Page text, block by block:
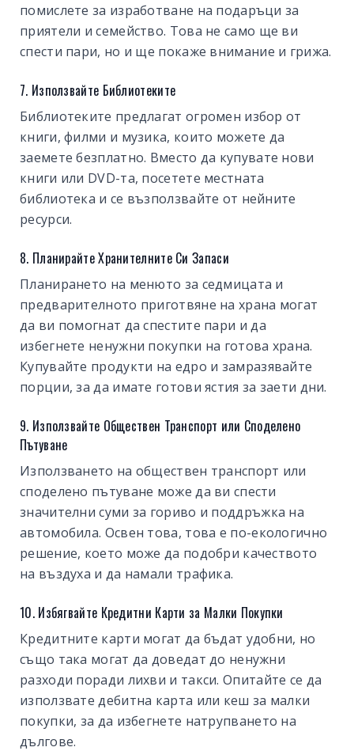
помислете за изработване на подаръци за
приятели и семейство. Това не само ще ви
спести пари, но и ще покаже внимание и грижа.
7. Използвайте Библиотеките
Библиотеките предлагат огромен избор от
книги, филми и музика, които можете да
заемете безплатно. Вместо да купувате нови
книги или DVD-та, посетете местната
библиотека и се възползвайте от нейните
ресурси.
8. Планирайте Хранителните Си Запаси
Планирането на менюто за седмицата и
предварителното приготвяне на храна могат
да ви помогнат да спестите пари и да
избегнете ненужни покупки на готова храна.
Купувайте продукти на едро и замразявайте
порции, за да имате готови ястия за заети дни.
9. Използвайте Обществен Транспорт или Споделено
Пътуване
Използването на обществен транспорт или
споделено пътуване може да ви спести
значителни суми за гориво и поддръжка на
автомобила. Освен това, това е по-екологично
решение, което може да подобри качеството
на въздуха и да намали трафика.
10. Избягвайте Кредитни Карти за Малки Покупки
Кредитните карти могат да бъдат удобни, но
също така могат да доведат до ненужни
разходи поради лихви и такси. Опитайте се да
използвате дебитна карта или кеш за малки
покупки, за да избегнете натрупването на
дългове.